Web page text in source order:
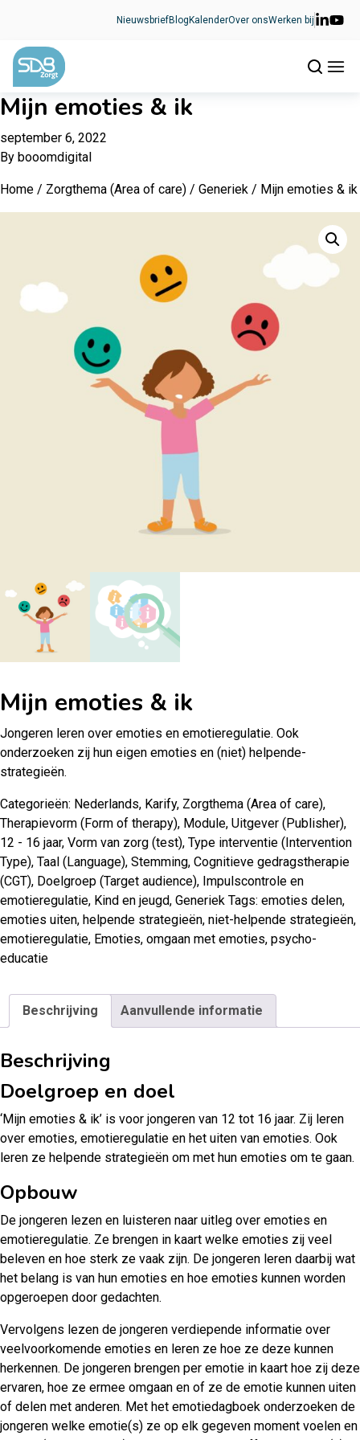
NieuwsbriefBlog KalenderOver onsWerken bij
Mijn emoties & ik
september 6, 2022
By booomdigital
Home / Zorgthema (Area of care) / Generiek / Mijn emoties & ik
Mijn emoties & ik
Jongeren leren over emoties en emotieregulatie. Ook
onderzoeken zij hun eigen emoties en (niet) helpende-
strategieën.
Categorieën: Nederlands, Karify, Zorgthema (Area of care),
Therapievorm (Form of therapy), Module, Uitgever (Publisher),
12 - 16 jaar, Vorm van zorg (test), Type interventie (Intervention
Type), Taal (Language), Stemming, Cognitieve gedragstherapie
(CGT), Doelgroep (Target audience), Impulscontrole en
emotieregulatie, Kind en jeugd, Generiek Tags: emoties delen,
emoties uiten, helpende strategieën, niet-helpende strategieën,
emotieregulatie, Emoties, omgaan met emoties, psycho-
educatie
Beschrijving Aanvullende informatie
Beschrijving
Doelgroep en doel
‘Mijn emoties & ik’ is voor jongeren van 12 tot 16 jaar. Zij leren
over emoties, emotieregulatie en het uiten van emoties. Ook
leren ze helpende strategieën om met hun emoties om te gaan.
Opbouw
De jongeren lezen en luisteren naar uitleg over emoties en
emotieregulatie. Ze brengen in kaart welke emoties zij veel
beleven en hoe sterk ze vaak zijn. De jongeren leren daarbij wat
het belang is van hun emoties en hoe emoties kunnen worden
opgeroepen door gedachten.
Vervolgens lezen de jongeren verdiepende informatie over
veelvoorkomende emoties en leren ze hoe ze deze kunnen
herkennen. De jongeren brengen per emotie in kaart hoe zij deze
ervaren, hoe ze ermee omgaan en of ze de emotie kunnen uiten
of delen met anderen. Met het emotiedagboek onderzoeken de
jongeren welke emotie(s) ze op elk gegeven moment voelen en